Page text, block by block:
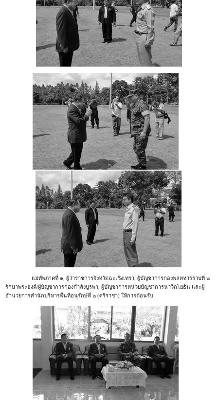
แม่ทัพภาคที่ ๑, ผู้ว่าราชการจังหวัดฉะเชิงเทรา, ผู้บัญชาการกองพลทหารราบที่ ๒
รักษาพระองค์/ผู้บัญชาการกองกำลังบูรพา, ผู้บัญชาการหน่วยบัญชาการนาวิกโยธิน และผู้
อำนวยการสำนักบริหารพื้นที่อนุรักษ์ที่ ๒ (ศรีราชา) ให้การต้อนรับ